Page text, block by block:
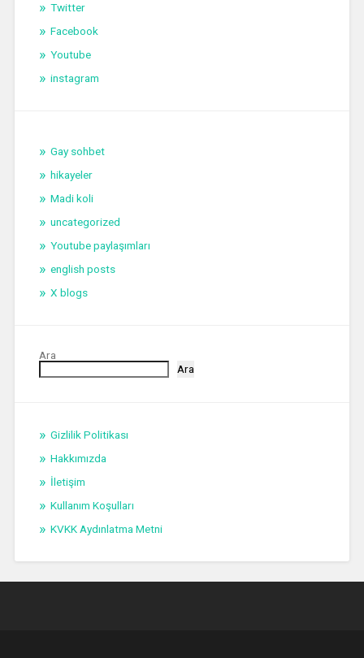
Twitter
Facebook
Youtube
instagram
Gay sohbet
hikayeler
Madi koli
uncategorized
Youtube paylaşımları
english posts
X blogs
Ara
Ara
Gizlilik Politikası
Hakkımızda
İletişim
Kullanım Koşulları
KVKK Aydınlatma Metni